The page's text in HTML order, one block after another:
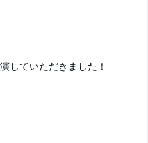
していただきました！